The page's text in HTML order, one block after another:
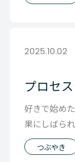
2025.10.02
プロセ
好きで始め
果にしばら
んなプロセ
つぶやき